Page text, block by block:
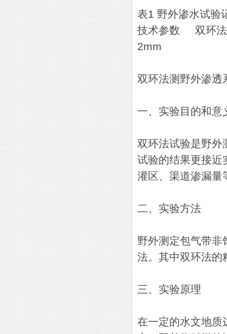
表1 野外渗水试验
技术参数 双环法
2mm
双环法测野外渗透
一、实验目的和意
双环法试验是野外
试验的结果更接近
灌区、渠道渗漏量
二、实验方法
野外测定包气带非
法。其中双环法的
三、实验原理
在一定的水文地质